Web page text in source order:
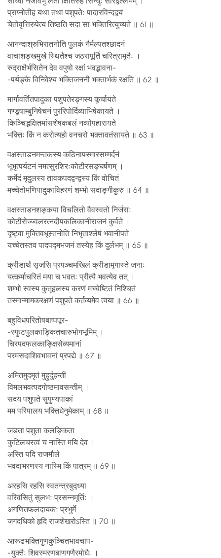
प्राप्नोतीह यथा तथा पशुपतेः पादारविन्दद्वयं
चेतोवृत्तिरुपेत्य तिष्ठति सदा सा भक्तिरित्युच्यते ॥ 61 ॥
आनन्दाश्रुभिरातनोति पुलकं नैर्मल्यतश्छादनं
वाचाशङ्खमुखे स्थितैश्च जठरापूर्तिं चरित्रामृतैः ।
रुद्राक्षैर्भसितेन देव वपुषो रक्षां भवद्भावना-
-पर्यङ्के विनिवेश्य भक्तिजननी भक्तार्भकं रक्षति ॥ 62 ॥
मार्गावर्तितपादुका पशुपतेरङ्गस्य कूर्चायते
गण्डूषाम्बुनिषेचनं पुररिपोर्दिव्याभिषेकायते ।
किञ्चिद्भक्षितमांसशेषकबलं नव्योपहारायते
भक्तिः किं न करोत्यहो वनचरो भक्तावतंसायते ॥ 63 ॥
वक्षस्ताडनमन्तकस्य कठिनापस्मारसम्मर्दनं
भूभृत्पर्यटनं नमत्सुरशिरःकोटीरसङ्घर्षणम् ।
कर्मेदं मृदुलस्य तावकपदद्वन्द्वस्य किं वोचितं
मच्चेतोमणिपादुकाविहरणं शम्भो सदाङ्गीकुरु ॥ 64 ॥
वक्षस्ताडनशङ्कया विचलितो वैवस्वतो निर्जराः
कोटीरोज्ज्वलरत्नदीपकलिकानीराजनं कुर्वते ।
दृष्ट्वा मुक्तिवधूस्तनोति निभृताश्लेषं भवानीपते
यच्चेतस्तव पादपद्मभजनं तस्येह किं दुर्लभम् ॥ 65 ॥
क्रीडार्थं सृजसि प्रपञ्चमखिलं क्रीडामृगास्ते जनाः
यत्कर्माचरितं मया च भवतः प्रीत्यै भवत्येव तत् ।
शम्भो स्वस्य कुतूहलस्य करणं मच्चेष्टितं निश्चितं
तस्मान्मामकरक्षणं पशुपते कर्तव्यमेव त्वया ॥ 66 ॥
बहुविधपरितोषबाष्पपूर-
-स्फुटपुलकाङ्कितचारुभोगभूमिम् ।
चिरपदफलकाङ्क्षिसेव्यमानां
परमसदाशिवभावनां प्रपद्ये ॥ 67 ॥
अमितमुदमृतं मुहुर्दुहन्तीं
विमलभवत्पदगोष्ठमावसन्तीम् ।
सदय पशुपते सुपुण्यपाकां
मम परिपालय भक्तिधेनुमेकाम् ॥ 68 ॥
जडता पशुता कलङ्किता
कुटिलचरत्वं च नास्ति मयि देव ।
अस्ति यदि राजमौले
भवदाभरणस्य नास्मि किं पात्रम् ॥ 69 ॥
अरहसि रहसि स्वतन्त्रबुद्ध्या
वरिवसितुं सुलभः प्रसन्नमूर्तिः ।
अगणितफलदायकः प्रभुर्मे
जगदधिको हृदि राजशेखरोऽस्ति ॥ 70 ॥
आरूढभक्तिगुणकुञ्चितभावचाप-
-युक्तैः शिवस्मरणबाणगणैरमोघैः ।